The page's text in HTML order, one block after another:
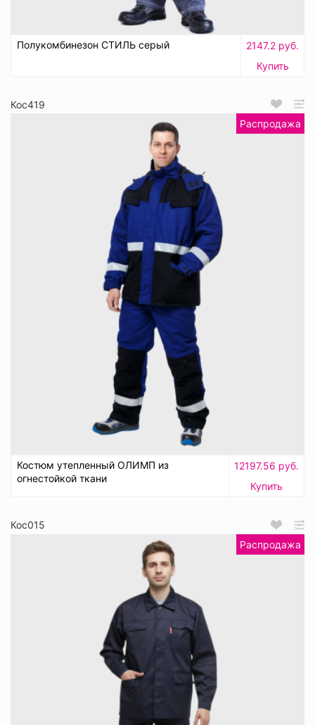
Полукомбинезон СТИЛЬ серый
2147.2 руб.
Купить
Кос419
Распродажа
Костюм утепленный ОЛИМП из
огнестойкой ткани
12197.56 руб.
Купить
Кос015
Распродажа